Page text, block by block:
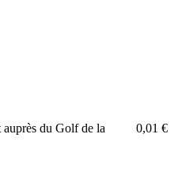
du Golf de la
0,01 €